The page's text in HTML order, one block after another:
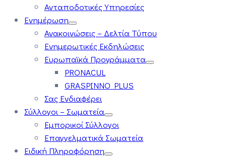
Ανταποδοτικές Υπηρεσίες
Ενημέρωση
Ανακοινώσεις – Δελτία Τύπου
Ενημερωτικές Εκδηλώσεις
Ευρωπαϊκά Προγράμματα
PRONACUL
GRASPINNO PLUS
Σας Ενδιαφέρει
Σύλλογοι – Σωματεία
Εμπορικοί Σύλλογοι
Επαγγελματικά Σωματεία
Ειδική Πληροφόρηση